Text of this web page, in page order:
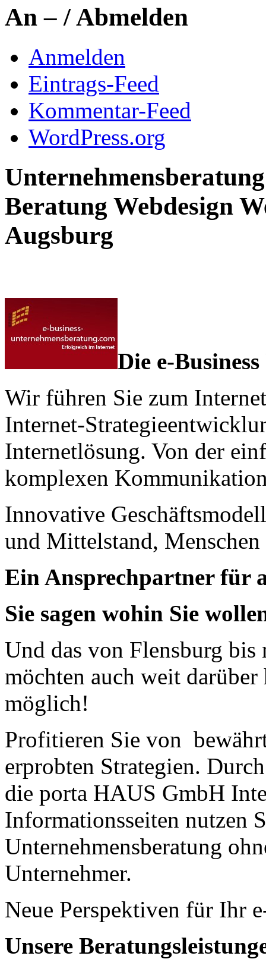
An – / Abmelden
Anmelden
Eintrags-Feed
Kommentar-Feed
WordPress.org
Beratung Webdesign
Augsburg
Die e-
Wir führen Sie zum
Internet-
Internetlösung. Von der
komplexen
Innovative
und Mittelstand,
Ein Ansprechpartner für
Sie sagen wohin Sie
Und das von Flensburg
möchten auch weit
möglich!
Profitieren Sie von
erprobten Strategien.
die porta HAUS GmbH
Informationsseiten nutzen
Unternehmensberatung
Unternehmer.
Neue Perspektiven für Ihr
Unsere